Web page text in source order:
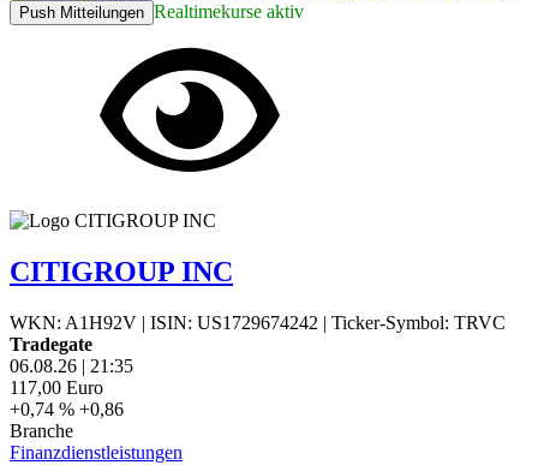
Push Mitteilungen Realtimekurse aktiv
CITIGROUP INC
WKN: A1H92V | ISIN: US1729674242 | Ticker-Symbol: TRVC
Tradegate
06.08.26 | 21:35
117,00 Euro
+0,74 % +0,86
Branche
Finanzdienstleistungen